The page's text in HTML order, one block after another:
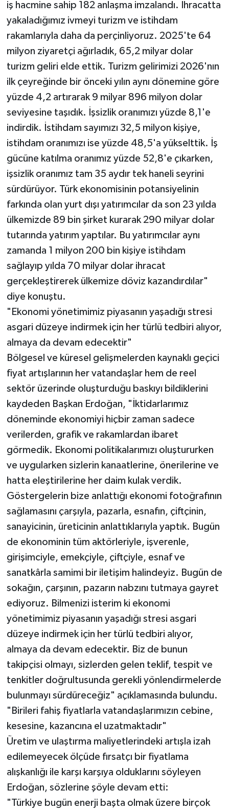
iş hacmine sahip 182 anlaşma imzalandı. İhracatta
yakaladığımız ivmeyi turizm ve istihdam
rakamlarıyla daha da perçinliyoruz. 2025'te 64
milyon ziyaretçi ağırladık, 65,2 milyar dolar
turizm geliri elde ettik. Turizm gelirimizi 2026'nın
ilk çeyreğinde bir önceki yılın aynı dönemine göre
yüzde 4,2 artırarak 9 milyar 896 milyon dolar
seviyesine taşıdık. İşsizlik oranımızı yüzde 8,1'e
indirdik. İstihdam sayımızı 32,5 milyon kişiye,
istihdam oranımızı ise yüzde 48,5'a yükselttik. İş
gücüne katılma oranımız yüzde 52,8'e çıkarken,
işsizlik oranımız tam 35 aydır tek haneli seyrini
sürdürüyor. Türk ekonomisinin potansiyelinin
farkında olan yurt dışı yatırımcılar da son 23 yılda
ülkemizde 89 bin şirket kurarak 290 milyar dolar
tutarında yatırım yaptılar. Bu yatırımcılar aynı
zamanda 1 milyon 200 bin kişiye istihdam
sağlayıp yılda 70 milyar dolar ihracat
gerçekleştirerek ülkemize döviz kazandırdılar"
diye konuştu.
"Ekonomi yönetimimiz piyasanın yaşadığı stresi
asgari düzeye indirmek için her türlü tedbiri alıyor,
almaya da devam edecektir"
Bölgesel ve küresel gelişmelerden kaynaklı geçici
fiyat artışlarının her vatandaşlar hem de reel
sektör üzerinde oluşturduğu baskıyı bildiklerini
kaydeden Başkan Erdoğan, "İktidarlarımız
döneminde ekonomiyi hiçbir zaman sadece
verilerden, grafik ve rakamlardan ibaret
görmedik. Ekonomi politikalarımızı oluştururken
ve uygularken sizlerin kanaatlerine, önerilerine ve
hatta eleştirilerine her daim kulak verdik.
Göstergelerin bize anlattığı ekonomi fotoğrafının
sağlamasını çarşıyla, pazarla, esnafın, çiftçinin,
sanayicinin, üreticinin anlattıklarıyla yaptık. Bugün
de ekonominin tüm aktörleriyle, işverenle,
girişimciyle, emekçiyle, çiftçiyle, esnaf ve
sanatkârla samimi bir iletişim halindeyiz. Bugün de
sokağın, çarşının, pazarın nabzını tutmaya gayret
ediyoruz. Bilmenizi isterim ki ekonomi
yönetimimiz piyasanın yaşadığı stresi asgari
düzeye indirmek için her türlü tedbiri alıyor,
almaya da devam edecektir. Biz de bunun
takipçisi olmayı, sizlerden gelen teklif, tespit ve
tenkitler doğrultusunda gerekli yönlendirmelerde
bulunmayı sürdüreceğiz" açıklamasında bulundu.
"Birileri fahiş fiyatlarla vatandaşlarımızın cebine,
kesesine, kazancına el uzatmaktadır"
Üretim ve ulaştırma maliyetlerindeki artışla izah
edilemeyecek ölçüde fırsatçı bir fiyatlama
alışkanlığı ile karşı karşıya olduklarını söyleyen
Erdoğan, sözlerine şöyle devam etti:
"Türkiye bugün enerji başta olmak üzere birçok